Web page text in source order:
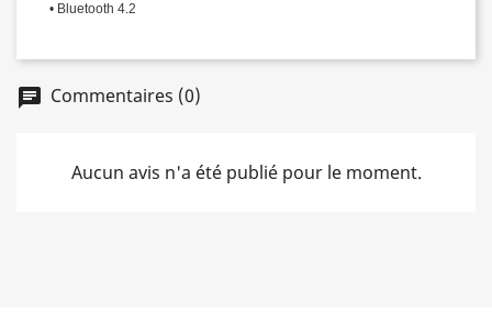
• Bluetooth 4.2
chat Commentaires (0)
Aucun avis n'a été publié pour le moment.